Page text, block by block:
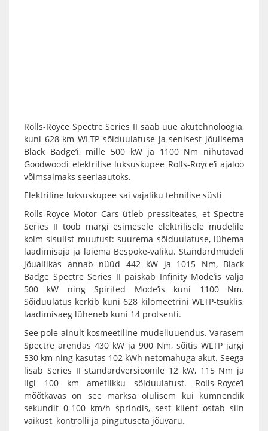
Rolls-Royce Spectre Series II saab uue akutehnoloogia,
kuni 628 km WLTP sõiduulatuse ja senisest jõulisema
Black Badge’i, mille 500 kW ja 1100 Nm nihutavad
Goodwoodi elektrilise luksuskupee Rolls-Royce’i ajaloo
võimsaimaks seeriaautoks.
Elektriline luksuskupee sai vajaliku tehnilise süsti
Rolls-Royce Motor Cars ütleb pressiteates, et Spectre
Series II toob margi esimesele elektrilisele mudelile
kolm sisulist muutust: suurema sõiduulatuse, lühema
laadimisaja ja laiema Bespoke-valiku. Standardmudeli
jõuallikas annab nüüd 442 kW ja 1015 Nm, Black
Badge Spectre Series II paiskab Infinity Mode’is välja
500 kW ning Spirited Mode’is kuni 1100 Nm.
Sõiduulatus kerkib kuni 628 kilomeetrini WLTP-tsüklis,
laadimisaeg lüheneb kuni 14 protsenti.
See pole ainult kosmeetiline mudeliuuendus. Varasem
Spectre arendas 430 kW ja 900 Nm, sõitis WLTP järgi
530 km ning kasutas 102 kWh netomahuga akut. Seega
lisab Series II standardversioonile 12 kW, 115 Nm ja
ligi 100 km ametlikku sõiduulatust. Rolls-Royce’i
mõõtkavas on see märksa olulisem kui kümnendik
sekundit 0-100 km/h sprindis, sest klient ostab siin
vaikust, kontrolli ja pingutuseta jõuvaru.